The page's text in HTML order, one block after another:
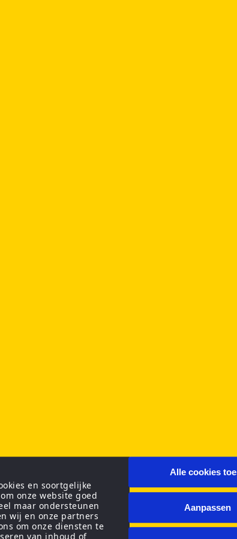
en soortgelijke
onze website goed
maar ondersteunen
wij en onze partners
om onze diensten te
van inhoud of
Alle cookies
Aanpassen